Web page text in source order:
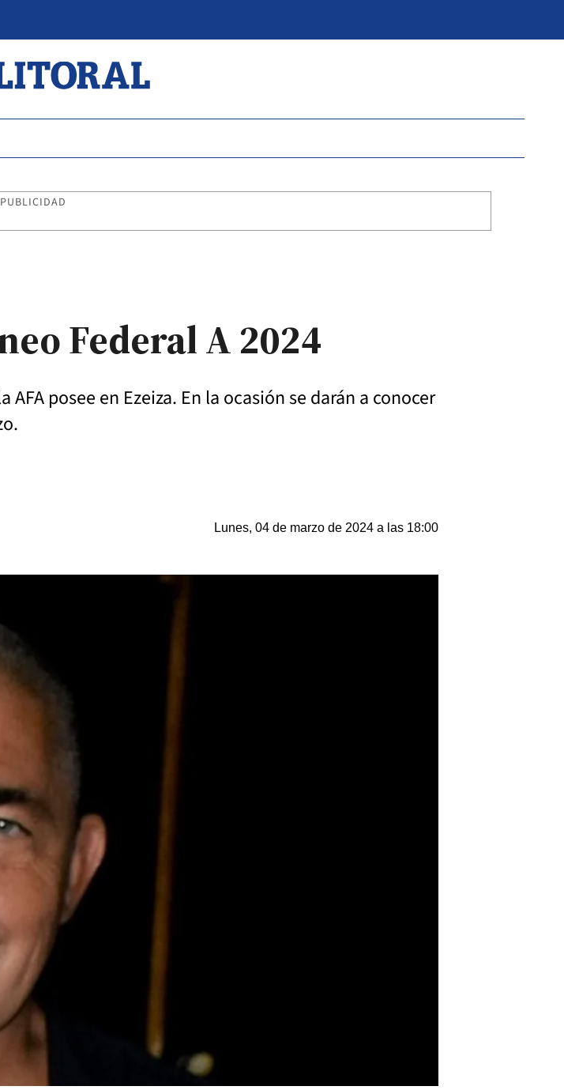
PUBLICIDAD
Federal A 2024
posee en Ezeiza. En la ocasión se darán a conocer
Lunes, 04 de marzo de 2024 a las 18:00